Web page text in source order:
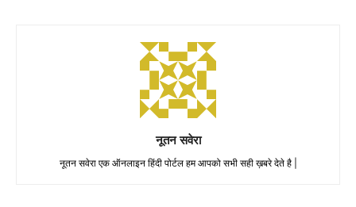
नूतन सवेरा
नूतन सवेरा एक ऑनलाइन हिंदी पोर्टल हम आपको सभी सही ख़बरे देते है |